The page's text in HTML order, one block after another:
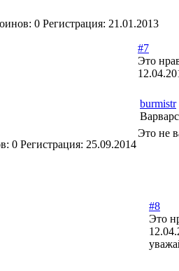
0 Регистрация: 21.01.2013
0 Регистрация: 25.09.2014
#7
Это
burmistr
Это не
#8
Это